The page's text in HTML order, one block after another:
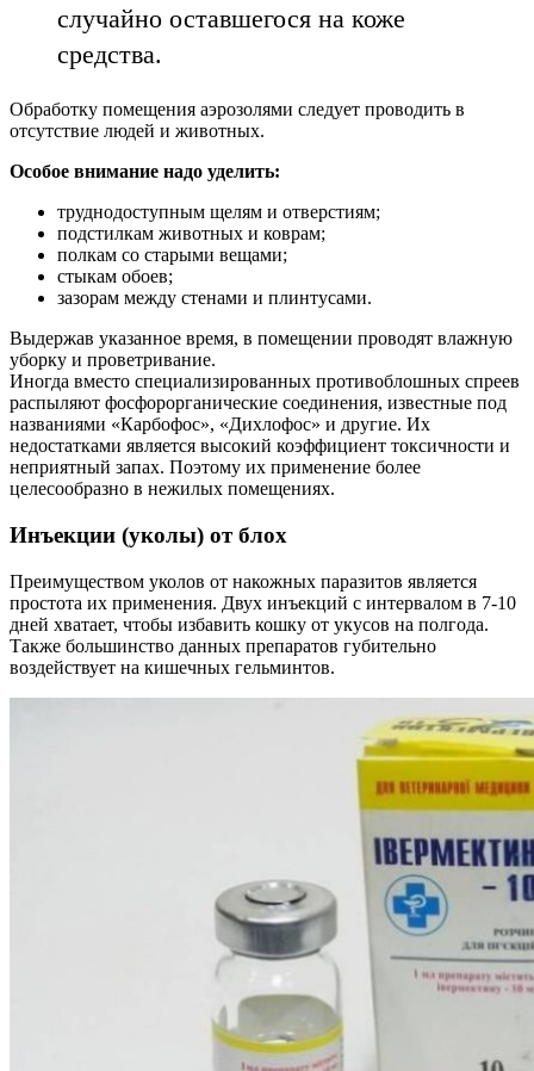
случайно оставшегося на коже
средства.
Обработку помещения аэрозолями следует проводить в
отсутствие людей и животных.
Особое внимание надо уделить:
труднодоступным щелям и отверстиям;
подстилкам животных и коврам;
полкам со старыми вещами;
стыкам обоев;
зазорам между стенами и плинтусами.
Выдержав указанное время, в помещении проводят влажную
уборку и проветривание.
Иногда вместо специализированных противоблошных спреев
распыляют фосфорорганические соединения, известные под
названиями «Карбофос», «Дихлофос» и другие. Их
недостатками является высокий коэффициент токсичности и
неприятный запах. Поэтому их применение более
целесообразно в нежилых помещениях.
Инъекции (уколы) от блох
Преимуществом уколов от накожных паразитов является
простота их применения. Двух инъекций с интервалом в 7-10
дней хватает, чтобы избавить кошку от укусов на полгода.
Также большинство данных препаратов губительно
воздействует на кишечных гельминтов.